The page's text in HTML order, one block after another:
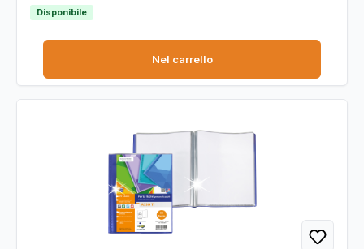
Disponibile
Nel carrello